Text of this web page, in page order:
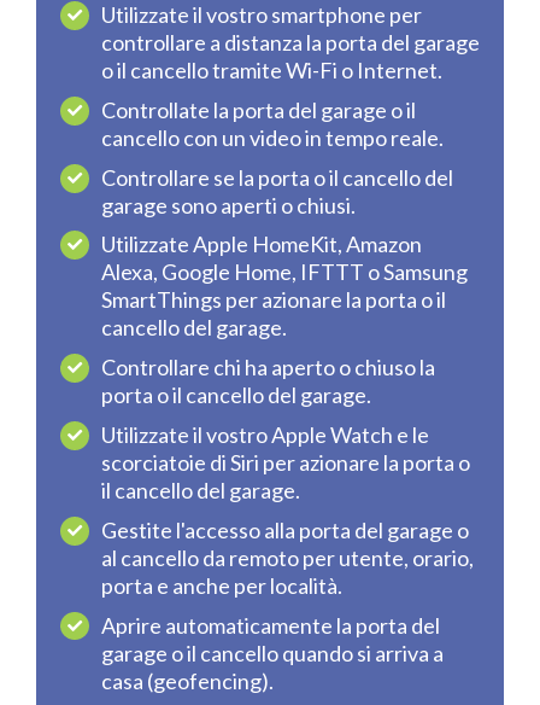
Utilizzate il vostro smartphone per
controllare a distanza la porta del garage
o il cancello tramite Wi-Fi o Internet.
Controllate la porta del garage o il
cancello con un video in tempo reale.
Controllare se la porta o il cancello del
garage sono aperti o chiusi.
Utilizzate Apple HomeKit, Amazon
Alexa, Google Home, IFTTT o Samsung
SmartThings per azionare la porta o il
cancello del garage.
Controllare chi ha aperto o chiuso la
porta o il cancello del garage.
Utilizzate il vostro Apple Watch e le
scorciatoie di Siri per azionare la porta o
il cancello del garage.
Gestite l'accesso alla porta del garage o
al cancello da remoto per utente, orario,
porta e anche per località.
Aprire automaticamente la porta del
garage o il cancello quando si arriva a
casa (geofencing).